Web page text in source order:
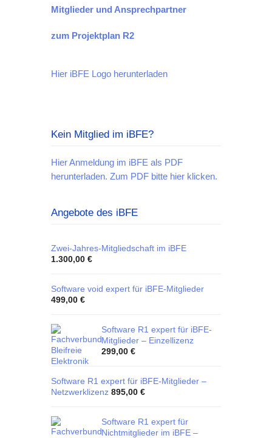
Mitglieder und Ansprechpartner
zum Projektplan R2
Hier iBFE Logo herunterladen
Kein Mitglied im iBFE?
Hier Anmeldung im iBFE als PDF
herunterladen. Zum PDF bitte hier klicken.
Angebote des iBFE
Zwei-Jahres-Mitgliedschaft im iBFE
1.300,00 €
Software void expert für iBFE-Mitglieder
499,00 €
Software R1 expert für iBFE-
Mitglieder – Einzellizenz
299,00 €
Software R1 expert für iBFE-Mitglieder –
Netzwerklizenz 895,00 €
Software R1 expert für
Nichtmitglieder im iBFE –